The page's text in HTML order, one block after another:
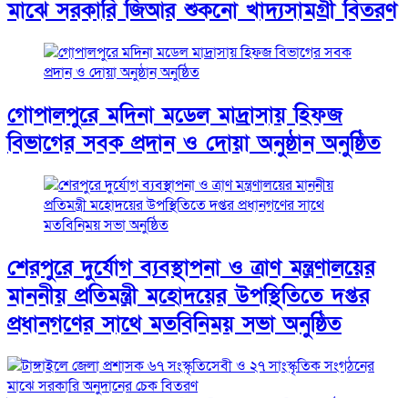
মাঝে সরকারি জিআর শুকনো খাদ্যসামগ্রী বিতরণ
গোপালপুরে মদিনা মডেল মাদ্রাসায় হিফজ
বিভাগের সবক প্রদান ও দোয়া অনুষ্ঠান অনুষ্ঠিত
শেরপুরে দুর্যোগ ব্যবস্থাপনা ও ত্রাণ মন্ত্রণালয়ের
মাননীয় প্রতিমন্ত্রী মহোদয়ের উপস্থিতিতে দপ্তর
প্রধানগণের সাথে মতবিনিময় সভা অনুষ্ঠিত